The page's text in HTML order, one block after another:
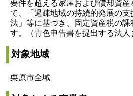
要件を超える家屋および償却資産
て、「過疎地域の持続的発展の支
法」等に基づき、固定資産税の課
す。（青色申告書を提出する法人
対象地域
栗原市全域